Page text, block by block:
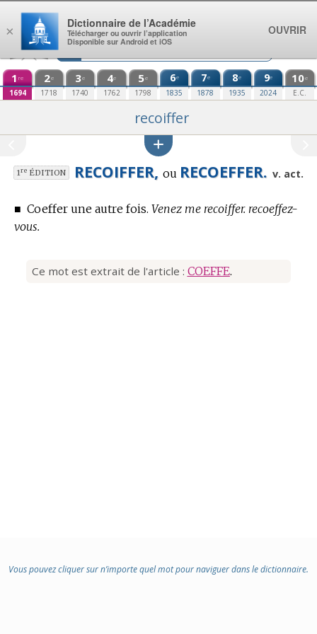
Aller au contenu
1 re
1694
2e
1718
3e
1740
4e
1762
5e
1798
6e
1835
7e
1878
8e
1935
9e
2024
10e
E.C.
recoiffer
1reÉDITION RECOIFFER, ou RECOEFFER. v. act.
■ Coeffer une autre fois. Venez me recoiffer. recoeffez-
vous.
Ce mot est extrait de l'article : COEFFE.
Vous pouvez cliquer sur n’importe quel mot pour naviguer dans le dictionnaire.
×
Dictionnaire de l’Académie
Télécharger ou ouvrir l’application
Disponible sur Android et iOS
OUVRIR